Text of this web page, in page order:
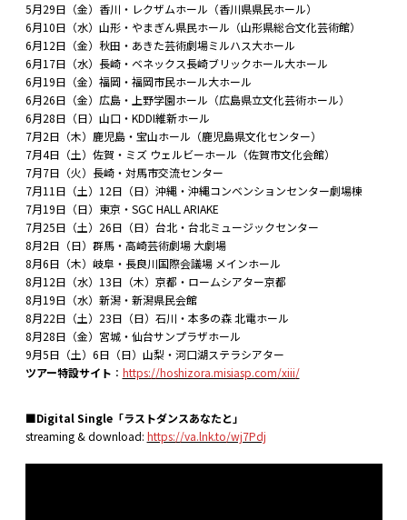
5月29日（金）香川・レクザムホール（⾹川県県⺠ホール）
6月10日（水）山形・やまぎん県民ホール（山形県総合文化芸術館）
6月12日（金）秋田・あきた芸術劇場ミルハス大ホール
6月17日（水）長崎・ベネックス長崎ブリックホール大ホール
6月19日（金）福岡・福岡市⺠ホール大ホール
6月26日（金）広島・上野学園ホール（広島県立文化芸術ホール）
6月28日（日）山口・KDDI維新ホール
7月2日（木）鹿児島・宝山ホール（鹿児島県文化センター）
7月4日（土）佐賀・ミズ ウェルビーホール（佐賀市文化会館）
7月7日（火）長崎・対⾺市交流センター
7月11日（土）12日（日）沖縄・沖縄コンベンションセンター劇場棟
7月19日（日）東京・SGC HALL ARIAKE
7月25日（土）26日（日）台北・台北ミュージックセンター
8月2日（日）群馬・高崎芸術劇場 大劇場
8月6日（木）岐阜・⻑良川国際会議場 メインホール
8月12日（水）13日（木）京都・ロームシアター京都
8月19日（水）新潟・新潟県⺠会館
8月22日（土）23日（日）石川・本多の森 北電ホール
8月28日（金）宮城・仙台サンプラザホール
9月5日（土）6日（日）山梨・河⼝湖ステラシアター
ツアー特設サイト ： https://hoshizora.misiasp.com/xiii/
■Digital Single「ラストダンスあなたと」
streaming & download: https://va.lnk.to/wj7Pdj